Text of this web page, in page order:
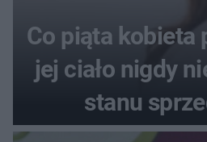
Co piąta kobieta
jej ciało nigdy
stanu